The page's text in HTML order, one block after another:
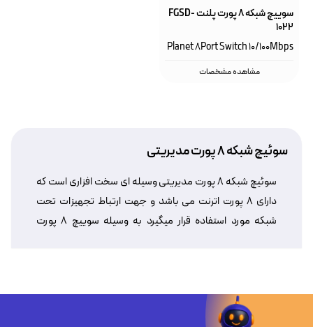
سوییچ شبکه ۸ پورت پلنت FGSD-
1022
Planet 8Port Switch 10/100Mbps
مشاهده مشخصات
سوئیچ شبکه ۸ پورت مدیریتی
سوئیچ شبکه ۸ پورت مدیریتی وسیله ای سخت افزاری است که
دارای ۸ پورت اترنت می باشد و جهت ارتباط تجهیزات تحت
شبکه مورد استفاده قرار میگیرد به وسیله سوییچ ۸ پورت